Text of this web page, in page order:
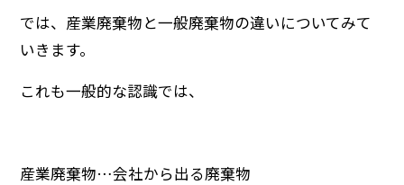
では、産業廃棄物と一般廃棄物の違いについてみて
いきます。
これも一般的な認識では、
産業廃棄物…会社から出る廃棄物